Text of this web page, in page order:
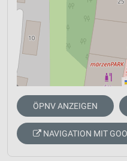
ÖPNV ANZEIGEN
NAVIGATION MIT